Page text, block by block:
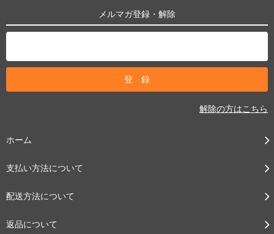
メルマガ登録・解除
解除の方はこちら
ホーム
支払い方法について
配送方法について
返品について